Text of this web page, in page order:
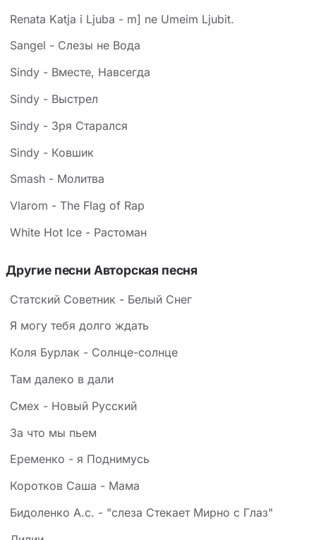
Renata Katja i Ljuba - m] ne Umeim Ljubit.
Sangel - Слезы не Вода
Sindy - Вместе, Навсегда
Sindy - Выстрел
Sindy - Зря Старался
Sindy - Ковшик
Smash - Молитва
Vlarom - The Flag of Rap
White Hot Ice - Растоман
Другие песни Авторская песня
Статский Советник - Белый Снег
Я могу тебя долго ждать
Коля Бурлак - Солнце-солнце
Там далеко в дали
Смех - Новый Русский
За что мы пьем
Еременко - я Поднимусь
Коротков Саша - Мама
Бидоленко А.с. - "слеза Стекает Мирно с Глаз"